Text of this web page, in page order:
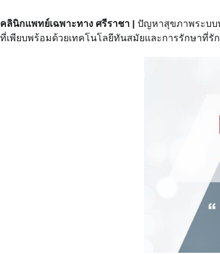
คลินิกแพทย์เฉพาะทาง ศรีราชา | ปัญหาสุขภาพระบบ
ที่เพียบพร้อมด้วยเทคโนโลยีทันสมัยและการรักษาที่